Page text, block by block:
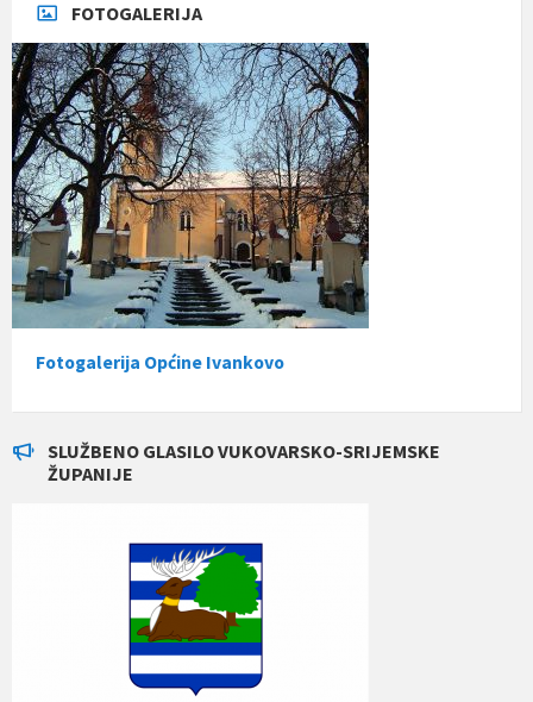
FOTOGALERIJA
Fotogalerija Općine Ivankovo
SLUŽBENO GLASILO VUKOVARSKO-SRIJEMSKE
ŽUPANIJE